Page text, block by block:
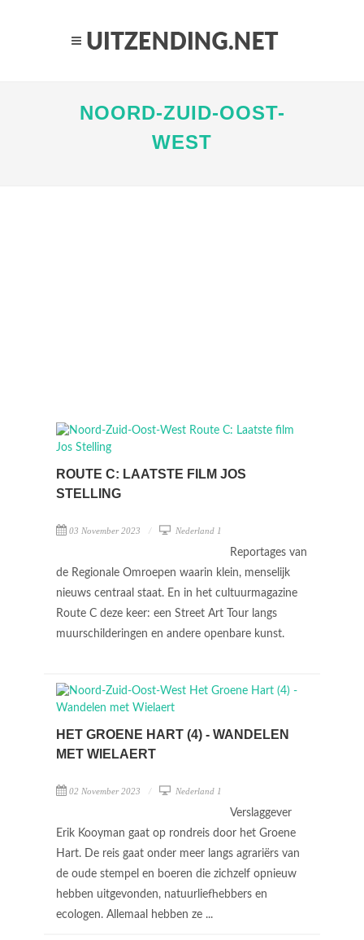
NOORD-ZUID-OOST-
WEST
ROUTE C: LAATSTE FILM JOS
STELLING
03 November 2023 Nederland 1
Reportages van
de Regionale Omroepen waarin klein, menselijk
nieuws centraal staat. En in het cultuurmagazine
Route C deze keer: een Street Art Tour langs
muurschilderingen en andere openbare kunst.
HET GROENE HART (4) - WANDELEN
MET WIELAERT
02 November 2023 Nederland 1
Verslaggever
Erik Kooyman gaat op rondreis door het Groene
Hart. De reis gaat onder meer langs agrariërs van
de oude stempel en boeren die zichzelf opnieuw
hebben uitgevonden, natuurliefhebbers en
ecologen. Allemaal hebben ze ...